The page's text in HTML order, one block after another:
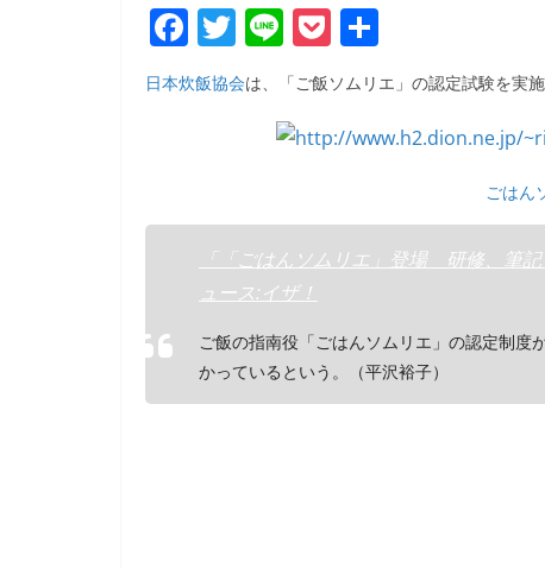
F
a
c
o
o
k
T
w
itt
Li
n
e
P
o
ck
et
日本炊飯協会は、「ご飯ソムリエ」の認定試験を実施
ごはん
「「ごはんソムリエ」登場 研修、筆
ュース:イザ！
ご飯の指南役「ごはんソムリエ」の認定制度
かっているという。（平沢裕子）